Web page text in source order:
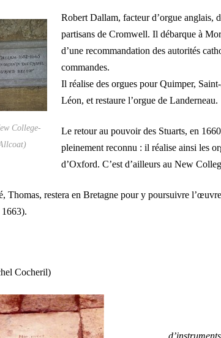
College-
Robert Dallam, facteur d’orgue anglais,
partisans de Cromwell. Il débarque à
d’une recommandation des autorités
commandes.
Il réalise des orgues pour Quimper,
Léon, et restaure l’orgue de Landerneau.
Le retour au pouvoir des Stuarts, en
pleinement reconnu : il réalise ainsi les
d’Oxford. C’est d’ailleurs au New
Thomas, restera en Bretagne pour y poursuivre
Cocheril)